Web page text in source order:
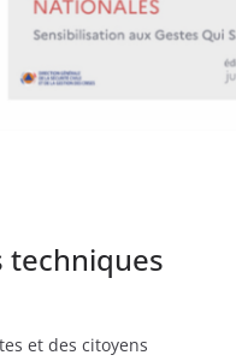
techniques
et des citoyens